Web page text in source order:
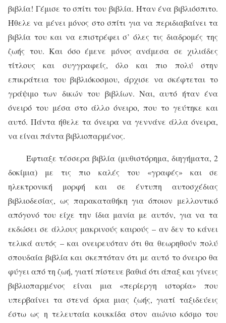
βιβλία! Γέμισε το σπίτι του βιβλία. Ήταν ένα βιβλιόσπιτο.
Ήθελε να μένει μόνος στο σπίτι για να περιδιαβαίνει τα
βιβλία του και να επιστρέφει σ’ όλες τις διαδρομές της
ζωής του. Και όσο έμενε μόνος ανάμεσα σε χιλιάδες
τίτλους και συγγραφείς, όλο και πιο πολύ στην
επικράτεια του βιβλιόκοσμου, άρχισε να σκέφτεται το
γράψιμο των δικών του βιβλίων. Ναι, αυτό ήταν ένα
όνειρό του μέσα στο άλλο όνειρο, που το γεύτηκε και
αυτό. Πάντα ήθελε τα όνειρα να γεννάνε άλλα όνειρα,
να είναι πάντα βιβλιοπαρμένος.
Έφτιαξε τέσσερα βιβλία (μυθιστόρημα, διηγήματα, 2
δοκίμια) με τις πιο καλές του «γραφές» και σε
ηλεκτρονική μορφή και σε έντυπη αυτοσχέδιας
βιβλιοδεσίας, ως παρακαταθήκη για όποιον μελλοντικό
απόγονό του είχε την ίδια μανία με αυτόν, για να τα
εκδώσει σε άλλους μακρινούς καιρούς – αν δεν το κάνει
τελικά αυτός – και ονειρευόταν ότι θα θεωρηθούν πολύ
σπουδαία βιβλία και σκεπτόταν ότι με αυτό το όνειρο θα
φύγει από τη ζωή, γιατί πίστευε βαθιά ότι άπαξ και γίνεις
βιβλιοπαρμένος είναι μια «περίεργη ιστορία» που
υπερβαίνει τα στενά όρια μιας ζωής, γιατί ταξιδεύεις
έστω ως η τελευταία κουκκίδα στον αιώνιο κόσμο του